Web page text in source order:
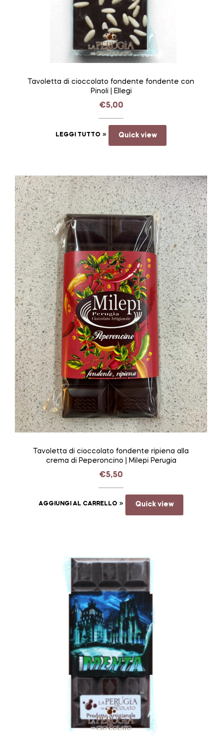
Tavoletta di cioccolato fondente fondente con
Pinoli | Ellegi
€5,00
LEGGI TUTTO Quick view
Tavoletta di cioccolato fondente ripiena alla
crema di Peperoncino | Milepi Perugia
€5,50
AGGIUNGI AL CARRELLO Quick view